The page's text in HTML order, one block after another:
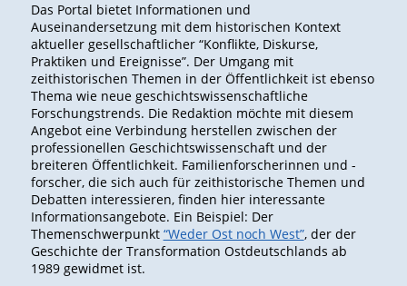
Das Portal bietet Informationen und
Auseinandersetzung mit dem historischen Kontext
aktueller gesellschaftlicher “Konflikte, Diskurse,
Praktiken und Ereignisse”. Der Umgang mit
zeithistorischen Themen in der Öffentlichkeit ist ebenso
Thema wie neue geschichtswissenschaftliche
Forschungstrends. Die Redaktion möchte mit diesem
Angebot eine Verbindung herstellen zwischen der
professionellen Geschichtswissenschaft und der
breiteren Öffentlichkeit. Familienforscherinnen und -
forscher, die sich auch für zeithistorische Themen und
Debatten interessieren, finden hier interessante
Informationsangebote. Ein Beispiel: Der
Themenschwerpunkt “Weder Ost noch West”, der der
Geschichte der Transformation Ostdeutschlands ab
1989 gewidmet ist.